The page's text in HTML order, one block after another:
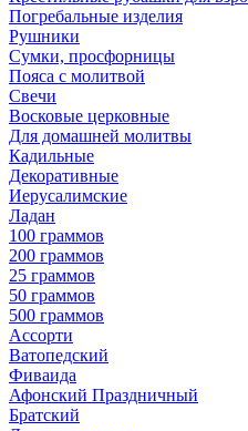
Погребальные изделия
Рушники
Сумки, просфорницы
Пояса с молитвой
Свечи
Восковые церковные
Для домашней молитвы
Кадильные
Декоративные
Иерусалимские
Ладан
100 граммов
200 граммов
25 граммов
50 граммов
500 граммов
Ассорти
Ватопедский
Фиваида
Афонский Праздничный
Братский